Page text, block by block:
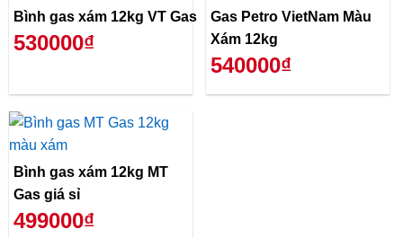
Bình gas xám 12kg VT Gas
530000₫
Gas Petro VietNam Màu
Xám 12kg
540000₫
Bình gas xám 12kg MT
Gas giá sỉ
499000₫